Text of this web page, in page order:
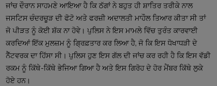
ਜਾਂਚ ਦੌਰਾਨ ਸਾਹਮਣੇ ਆਇਆ ਹੈ ਕਿ ਠੱਗਾਂ ਨੇ ਬਹੁਤ ਹੀ ਸ਼ਾਤਿਰ ਤਰੀਕੇ ਨਾਲ
ਜਸਟਿਸ ਚੰਦਰਚੂੜ ਦੀ ਫੋਟੋ ਅਤੇ ਫਰਜ਼ੀ ਅਦਾਲਤੀ ਮਾਹੌਲ ਤਿਆਰ ਕੀਤਾ ਸੀ ਤਾਂ
ਜੋ ਪੀੜਤ ਨੂੰ ਕੋਈ ਸ਼ੱਕ ਨਾ ਹੋਵੇ। ਪੁਲਿਸ ਨੇ ਇਸ ਮਾਮਲੇ ਵਿੱਚ ਤੁਰੰਤ ਕਾਰਵਾਈ
ਕਰਦਿਆਂ ਇੱਕ ਮੁਲਜ਼ਮ ਨੂੰ ਗ੍ਰਿਫ਼ਤਾਰ ਕਰ ਲਿਆ ਹੈ, ਜੋ ਕਿ ਇਸ ਧੋਖਾਧੜੀ ਦੇ
ਨੈੱਟਵਰਕ ਦਾ ਹਿੱਸਾ ਸੀ। ਪੁਲਿਸ ਹੁਣ ਇਸ ਗੱਲ ਦੀ ਜਾਂਚ ਕਰ ਰਹੀ ਹੈ ਕਿ ਇਸ ਵੱਡੀ
ਰਕਮ ਨੂੰ ਕਿੱਥੇ-ਕਿੱਥੇ ਭੇਜਿਆ ਗਿਆ ਹੈ ਅਤੇ ਇਸ ਗਿਰੋਹ ਦੇ ਹੋਰ ਮੈਂਬਰ ਕਿੱਥੇ ਲੁਕੇ
ਹੋਏ ਹਨ।